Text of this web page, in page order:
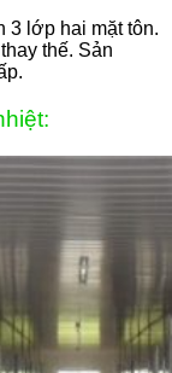
3 lớp hai mặt tôn.
thế. Sản